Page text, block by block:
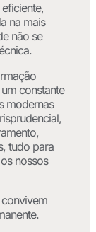
na mais
não se
constante
modernas
tudo para
nossos